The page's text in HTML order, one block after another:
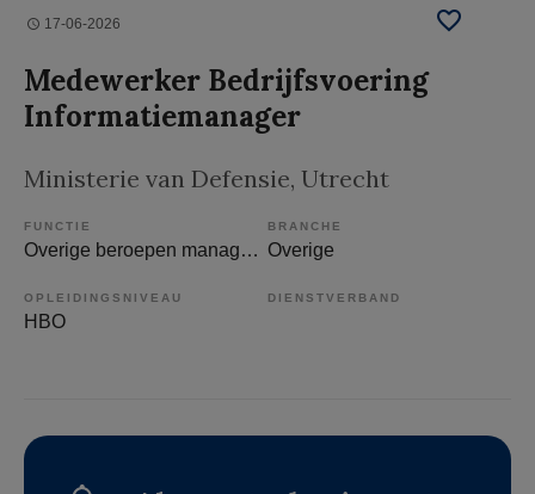
17-06-2026
Medewerker Bedrijfsvoering
Informatiemanager
Ministerie van Defensie, Utrecht
FUNCTIE
Overige beroepen management
BRANCHE
Overige
OPLEIDINGSNIVEAU
HBO
DIENSTVERBAND